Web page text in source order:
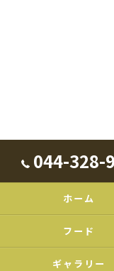
044-328-
ホーム
フード
ギャラリー